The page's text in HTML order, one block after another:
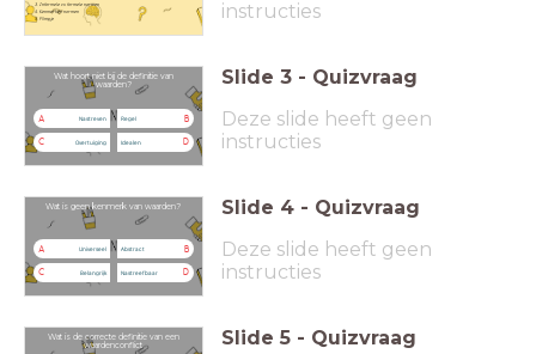
Informele vs formele normen
Kenmerken normen
Filmpje
instructies
Wat hoort niet bij de definitie van
waarden?
A Nastreven B
Regel
C Overtuiging D
Idealen
Slide 3 - Quizvraag
Deze slide heeft geen
instructies
Wat is geen kenmerk van waarden?
A Universeel B
Abstract
C Belangrijk D
Nastreefbaar
Slide 4 - Quizvraag
Deze slide heeft geen
instructies
Wat is de correcte definitie van een
waardenconflict
Slide 5 - Quizvraag